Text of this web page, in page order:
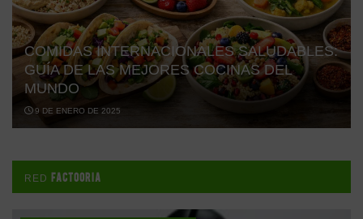
COMIDAS INTERNACIONALES SALUDABLES:
GUÍA DE LAS MEJORES COCINAS DEL
MUNDO
9 DE ENERO DE 2025
RED FACTOORIA